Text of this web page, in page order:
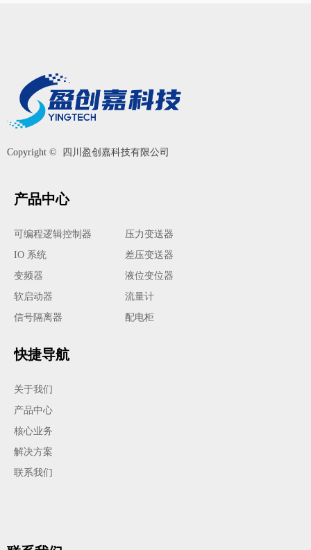
产品中心
可编程逻辑控制器
IO 系统
变频器
软启动器
信号隔离器
压力变送器
差压变送器
液位变位器
流量计
配电柜
快捷导航
关于我们
产品中心
核心业务
解决方案
联系我们
Copyright © 四川盈创嘉科技有限公司